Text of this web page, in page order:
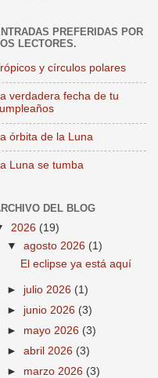
PREFERIDAS POR
LECTORES.
y círculos polares
verdadera fecha de tu
La órbita de la Luna
La Luna se tumba
DEL BLOG
2026 (19)
▼agosto 2026 (1)
El eclipse ya está aquí
► julio 2026 (1)
► junio 2026 (3)
► mayo 2026 (3)
►abril 2026 (3)
► marzo 2026 (3)